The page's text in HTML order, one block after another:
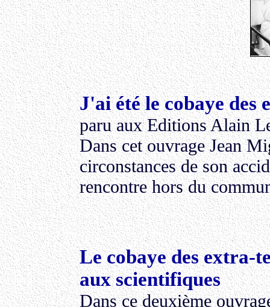
J'ai été le cobaye des
paru aux Editions Alain
Dans cet ouvrage Jean
circonstances de son
rencontre hors du
Le cobaye des extra-
aux scientifiques
Dans ce deuxième